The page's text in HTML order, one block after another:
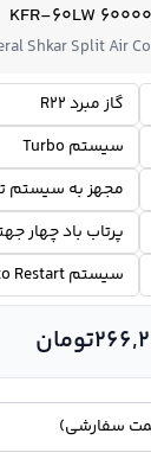
Shkar Split Air
گاز مبرد R22
سیستم Turbo
مجهز به سیستم
پرتاب باد چهار
سیستم Auto Restart
تومان